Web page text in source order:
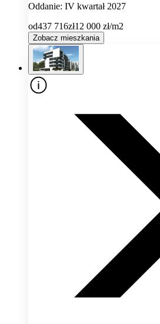
Oddanie: IV kwartał 2027
od437 716zł12 000 zł/m2
Zobacz mieszkania